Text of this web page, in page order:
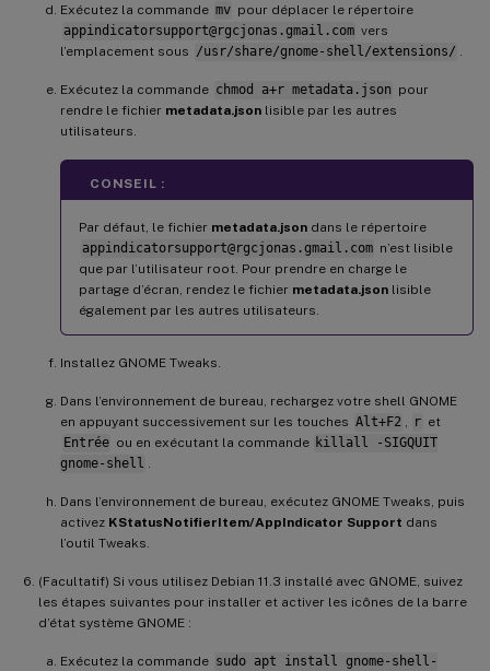
Exécutez la commande mv pour déplacer le répertoire
appindicatorsupport@rgcjonas.gmail.com vers
l’emplacement sous /usr/share/gnome-shell/extensions/ .
Exécutez la commande chmod a+r metadata.json pour
rendre le fichier metadata.json lisible par les autres
utilisateurs.
CONSEIL :
Par défaut, le fichier metadata.json dans le répertoire
appindicatorsupport@rgcjonas.gmail.com n’est lisible
que par l’utilisateur root. Pour prendre en charge le
partage d’écran, rendez le fichier metadata.json lisible
également par les autres utilisateurs.
Installez GNOME Tweaks.
Dans l’environnement de bureau, rechargez votre shell GNOME
en appuyant successivement sur les touches Alt+F2 , r et
Entrée ou en exécutant la commande killall -SIGQUIT
gnome-shell .
Dans l’environnement de bureau, exécutez GNOME Tweaks, puis
activez KStatusNotifierItem/AppIndicator Support dans
l’outil Tweaks.
(Facultatif) Si vous utilisez Debian 11.3 installé avec GNOME, suivez
les étapes suivantes pour installer et activer les icônes de la barre
d’état système GNOME :
Exécutez la commande sudo apt install gnome-shell-